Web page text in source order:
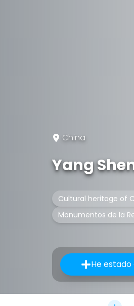
China
Yang
Cultural heritage of
Monumentos de la
He estado